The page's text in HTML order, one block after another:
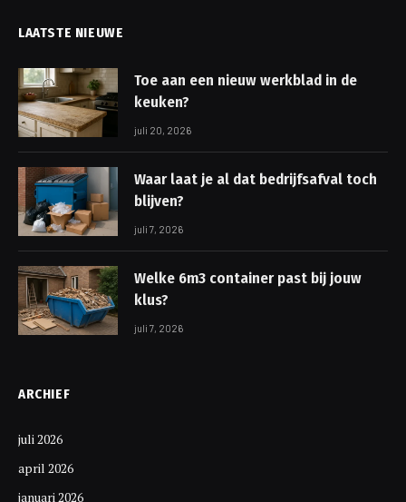
LAATSTE NIEUWE
Toe aan een nieuw werkblad in de
keuken?
juli 20, 2026
Waar laat je al dat bedrijfsafval toch
blijven?
juli 7, 2026
Welke 6m3 container past bij jouw
klus?
juli 7, 2026
ARCHIEF
juli 2026
april 2026
januari 2026